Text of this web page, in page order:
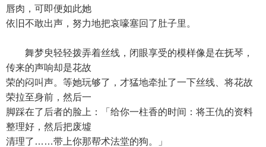
唇肉，可即便如此她
依旧不敢出声，努力地把哀嚎塞回了肚子里。
舞梦臾轻轻拨弄着丝线，闭眼享受的模样像是在抚琴，
传来的声响却是花故
荣的闷叫声。等她玩够了，才猛地牵扯了一下丝线、将花故
荣拉至身前，然后一
脚踩在了后者的脸上：「给你一柱香的时间：将王仇的资料
整理好，然后把废墟
清理了……带上你那帮术法堂的狗。」